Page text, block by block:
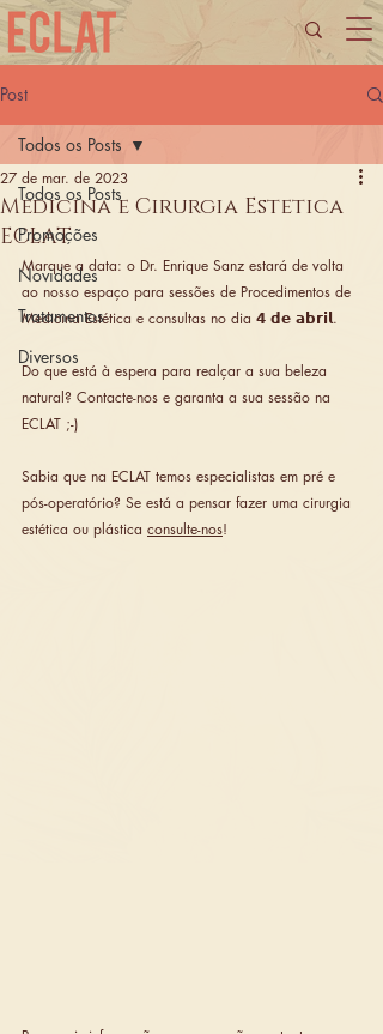
Post
Todos os Posts
Promoções
Novidades
Tratamentos
Diversos
Todos os Posts
Medicina e Cirurgia Estetica
ECLAT
27 de mar. de 2023
Marque a data: o Dr. Enrique Sanz estará de volta
ao nosso espaço para sessões de Procedimentos de
Medicina Estética e consultas no dia 𝟰 𝗱𝗲 𝗮𝗯𝗿𝗶𝗹.
Do que está à espera para realçar a sua beleza
natural? Contacte-nos e garanta a sua sessão na
ECLAT ;-)
Sabia que na ECLAT temos especialistas em pré e
pós-operatório? Se está a pensar fazer uma cirurgia
estética ou plástica consulte-nos!